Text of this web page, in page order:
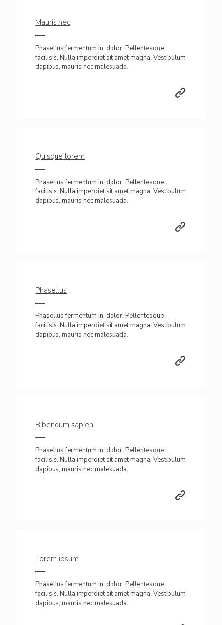
Mauris nec
Phasellus fermentum in, dolor. Pellentesque
facilisis. Nulla imperdiet sit amet magna. Vestibulum
dapibus, mauris nec malesuada.
Quisque lorem
Phasellus fermentum in, dolor. Pellentesque
facilisis. Nulla imperdiet sit amet magna. Vestibulum
dapibus, mauris nec malesuada.
Phasellus
Phasellus fermentum in, dolor. Pellentesque
facilisis. Nulla imperdiet sit amet magna. Vestibulum
dapibus, mauris nec malesuada.
Bibendum sapien
Phasellus fermentum in, dolor. Pellentesque
facilisis. Nulla imperdiet sit amet magna. Vestibulum
dapibus, mauris nec malesuada.
Lorem ipsum
Phasellus fermentum in, dolor. Pellentesque
facilisis. Nulla imperdiet sit amet magna. Vestibulum
dapibus, mauris nec malesuada.